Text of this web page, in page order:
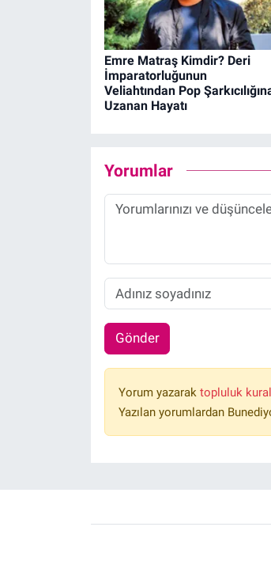
Emre Matraş Kimdir? Deri
İmparatorluğunun
Veliahtından Pop
Uzanan Hayatı
Yorumlar
Gönder
Yorum yazarak topluluk
Yazılan yorumlardan